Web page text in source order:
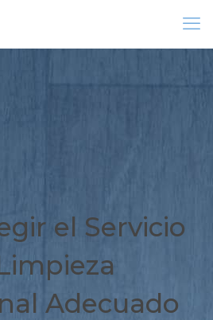
el Servicio
Adecuado